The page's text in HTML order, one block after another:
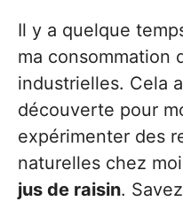
Il y a quelque
ma consommation
industrielles. Cela
découverte pour
expérimenter des
naturelles chez
jus de raisin.